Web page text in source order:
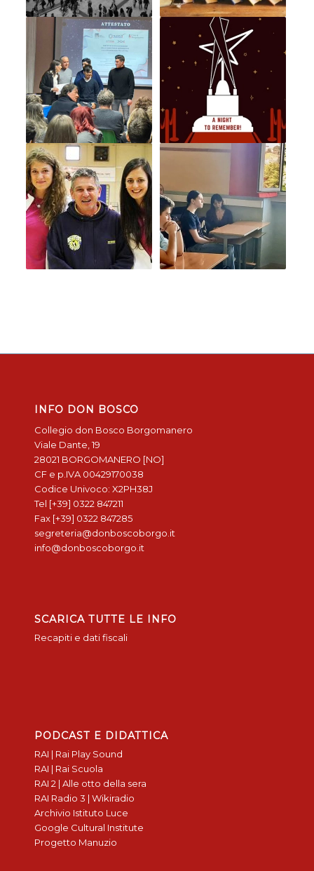
INFO DON BOSCO
Collegio don Bosco Borgomanero
Viale Dante, 19
28021 BORGOMANERO [NO]
CF e p.IVA 00429170038
Codice Univoco: X2PH38J
Tel [+39] 0322 847211
Fax [+39] 0322 847285
segreteria@donboscoborgo.it
info@donboscoborgo.it
SCARICA TUTTE LE INFO
Recapiti e dati fiscali
PODCAST E DIDATTICA
RAI | Rai Play Sound
RAI | Rai Scuola
RAI 2 | Alle otto della sera
RAI Radio 3 | Wikiradio
Archivio Istituto Luce
Google Cultural Institute
Progetto Manuzio